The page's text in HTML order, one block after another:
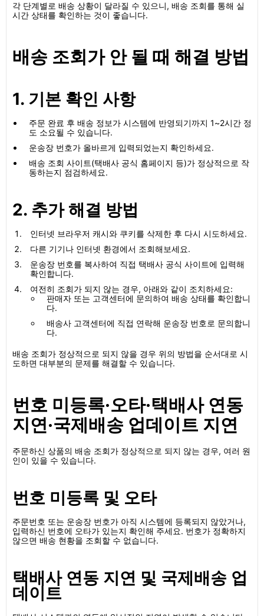
각 단계별로 배송 상황이 달라질 수 있으니, 배송 조회를 통해 실
시간 상태를 확인하는 것이 좋습니다.
배송 조회가 안 될 때 해결 방법
1. 기본 확인 사항
주문 완료 후 배송 정보가 시스템에 반영되기까지 1~2시간 정
도 소요될 수 있습니다.
운송장 번호가 올바르게 입력되었는지 확인하세요.
배송 조회 사이트(택배사 공식 홈페이지 등)가 정상적으로 작
동하는지 점검하세요.
2. 추가 해결 방법
인터넷 브라우저 캐시와 쿠키를 삭제한 후 다시 시도하세요.
다른 기기나 인터넷 환경에서 조회해보세요.
운송장 번호를 복사하여 직접 택배사 공식 사이트에 입력해
확인합니다.
여전히 조회가 되지 않는 경우, 아래와 같이 조치하세요:
판매자 또는 고객센터에 문의하여 배송 상태를 확인합니
다.
배송사 고객센터에 직접 연락해 운송장 번호로 문의합니
다.
배송 조회가 정상적으로 되지 않을 경우 위의 방법을 순서대로 시
도하면 대부분의 문제를 해결할 수 있습니다.
번호 미등록·오타·택배사 연동
지연·국제배송 업데이트 지연
주문하신 상품의 배송 조회가 정상적으로 되지 않는 경우, 여러 원
인이 있을 수 있습니다.
번호 미등록 및 오타
주문번호 또는 운송장 번호가 아직 시스템에 등록되지 않았거나,
입력하신 번호에 오타가 있는지 확인해 주세요. 번호가 정확하지
않으면 배송 현황을 조회할 수 없습니다.
택배사 연동 지연 및 국제배송 업
데이트